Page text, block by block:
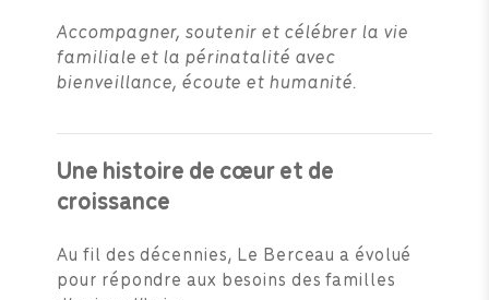
Accompagner, soutenir et célébrer la vie
familiale et la périnatalité avec
bienveillance, écoute et humanité.
Une histoire de cœur et de
croissance
Au fil des décennies, Le Berceau a évolué
pour répondre aux besoins des familles